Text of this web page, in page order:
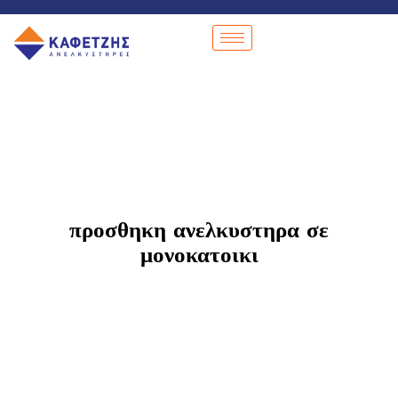
προσθηκη ανελκυστηρα σε
μονοκατοικι